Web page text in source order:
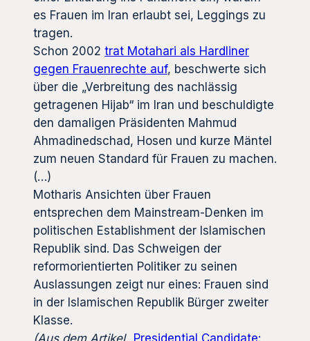
es Frauen im Iran erlaubt sei, Leggings zu
tragen.
Schon 2002 trat Motahari als Hardliner
gegen Frauenrechte auf, beschwerte sich
über die „Verbreitung des nachlässig
getragenen Hijab“ im Iran und beschuldigte
den damaligen Präsidenten Mahmud
Ahmadinedschad, Hosen und kurze Mäntel
zum neuen Standard für Frauen zu machen.
(…)
Motharis Ansichten über Frauen
entsprechen dem Mainstream-Denken im
politischen Establishment der Islamischen
Republik sind. Das Schweigen der
reformorientierten Politiker zu seinen
Auslassungen zeigt nur eines: Frauen sind
in der Islamischen Republik Bürger zweiter
Klasse.
(Aus dem Artikel „Presidential Candidate: